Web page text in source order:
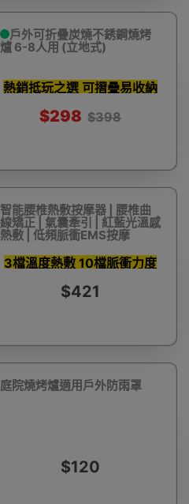
戶外可折疊炭燒不銹鋼燒烤
爐 6-8人用 (立地式)
熱銷抵玩之選 可摺疊易收納
$298 $398
智能腰椎熱敷按摩器 | 腰椎曲
線矯正 | 氣囊牽引 | 紅藍光溫感
熱敷 | 低頻脈衝EMS按摩
3檔溫度熱敷 10檔脈衝力度
$421
庭院燒烤爐適用戶外防雨罩
$120